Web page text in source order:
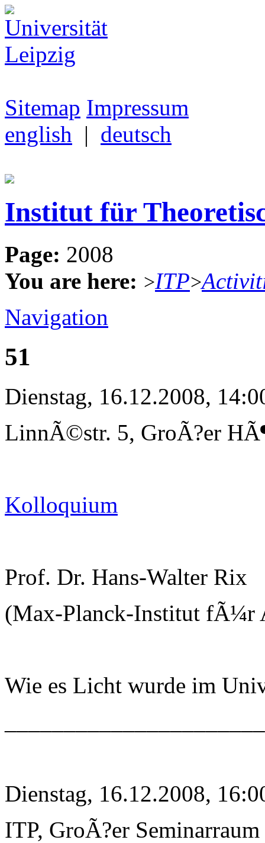
Sitemap Impressum
english | deutsch
Institut für
Page: 2008
You are here: >ITP>
Navigation
51
Dienstag, 16.12.2008,
LinnÃ©str. 5, GroÃ?er
Kolloquium
Prof. Dr. Hans-Walter Rix
(Max-Planck-Institut fÃ¼r
Wie es Licht wurde im
Dienstag, 16.12.2008,
ITP, GroÃ?er Seminarraum